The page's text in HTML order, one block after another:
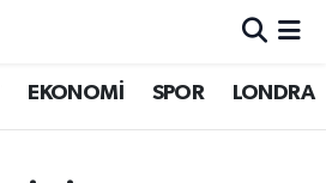
EKONOMİ SPOR LONDRA